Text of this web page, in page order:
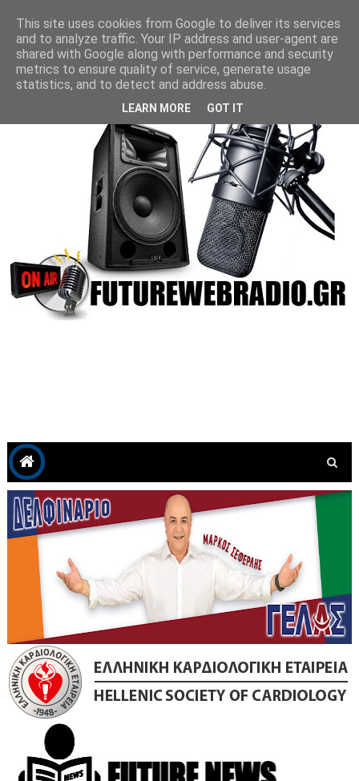
This site uses cookies from Google to deliver its services
and to analyze traffic. Your IP address and user-agent are
shared with Google along with performance and security
metrics to ensure quality of service, generate usage
statistics, and to detect and address abuse.
LEARN MORE GOT IT